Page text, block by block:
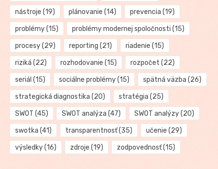
nástroje (19) plánovanie (14) prevencia (19)
problémy(15) problémy modernej spoločnosti (15)
procesy(29) reporting (21) riadenie (15)
riziká (22) rozhodovanie (15) rozpočet (22)
seriál (15) sociálne problémy(15) spätná väzba (26)
strategická diagnostika (20) stratégia (25)
SWOT (45) SWOT analýza (47) SWOT analýzy(20)
swotka (41) transparentnosť(35) učenie (29)
výsledky(16) zdroje (19) zodpovednosť(15)